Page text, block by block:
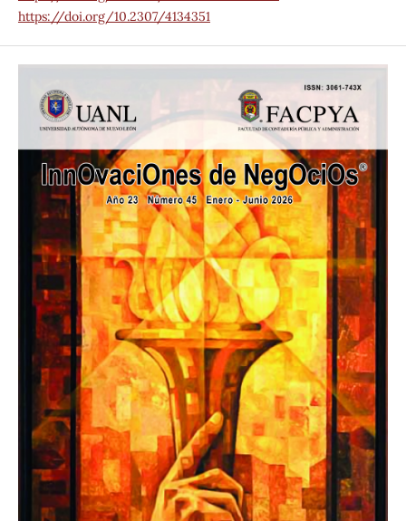
https://doi.org/10.2307/4134351